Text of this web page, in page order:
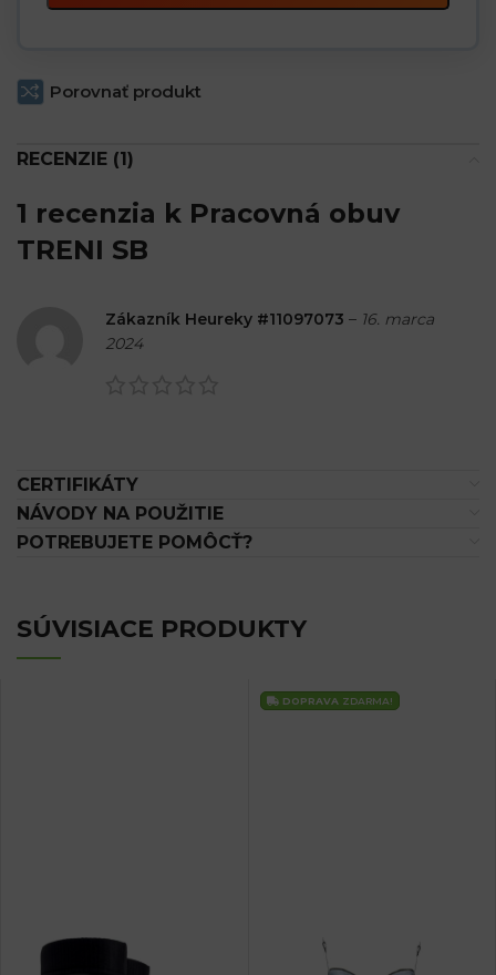
Porovnať produkt
RECENZIE (1)
1 recenzia k Pracovná obuv
TRENI SB
Zákazník Heureky #11097073 – 16. marca
2024
CERTIFIKÁTY
NÁVODY NA POUŽITIE
POTREBUJETE POMÔCŤ?
SÚVISIACE PRODUKTY
DOPRAVA ZDARMA!